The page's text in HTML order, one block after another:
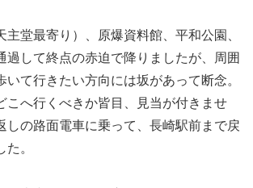
主堂最寄り）、原爆資料館、平和公園、
過して終点の赤迫で降りましたが、周囲
いて行きたい方向には坂があって断念。
こへ行くべきか皆目、見当が付きませ
しの路面電車に乗って、長崎駅前まで戻
。